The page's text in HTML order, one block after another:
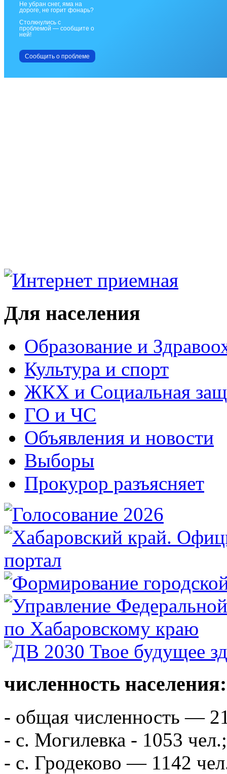
Не убран снег, яма на
дороге, не горит фонарь?
Столкнулись с
проблемой — сообщите о
ней!
Сообщить о проблеме
Для населения
Образование и
Культура и спорт
ЖКХ и Социальная
ГО и ЧС
Объявления и новости
Выборы
Прокурор разъясняет
численность населения:
- общая численность —
- с. Могилевка - 1053 чел.;
- с. Гродеково — 1142